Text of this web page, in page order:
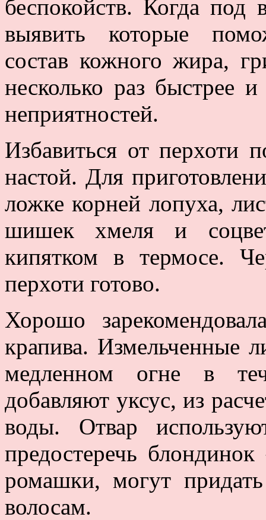
беспокойств. Когда под
выявить которые
состав кожного жира,
несколько раз быстрее
неприятностей.
Избавиться от перхоти
настой. Для
ложке корней лопуха,
шишек хмеля и
кипятком в термосе.
перхоти готово.
Хорошо
крапива. Измельченные
медленном огне в
добавляют уксус, из
воды. Отвар
предостеречь
ромашки, могут
волосам.